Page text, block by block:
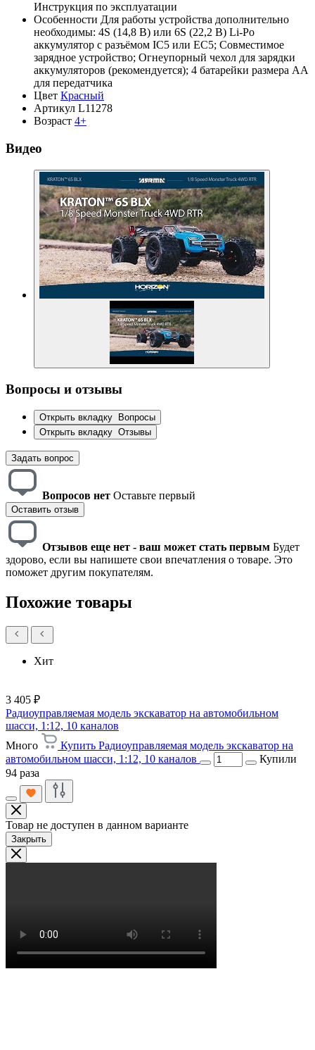
Инструкция по эксплуатации
Особенности Для работы устройства дополнительно
необходимы: 4S (14,8 В) или 6S (22,2 В) Li-Po
аккумулятор с разъёмом IC5 или EC5; Совместимое
зарядное устройство; Огнеупорный чехол для зарядки
аккумуляторов (рекомендуется); 4 батарейки размера AA
для передатчика
Цвет Красный
Артикул L11278
Возраст 4+
Видео
Вопросы и отзывы
Открыть вкладку
Вопросы
Открыть вкладку Отзывы
Задать вопрос
Вопросов нет Оставьте первый
Оставить отзыв
Отзывов еще нет - ваш может стать первым Будет
здорово, если вы напишете свои впечатления о товаре. Это
поможет другим покупателям.
Похожие товары
Хит
3 405 ₽
Радиоуправляемая модель экскаватор на автомобильном
шасси, 1:12, 10 каналов
Много
Купить Радиоуправляемая модель экскаватор на
автомобильном шасси, 1:12, 10 каналов
Купили
94 раза
Товар не доступен в данном варианте
Закрыть